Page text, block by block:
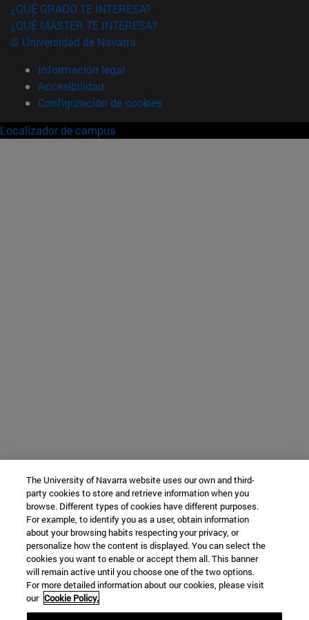
¿QUÉ GRADO TE INTERESA?
¿QUÉ MÁSTER TE INTERESA?
© Universidad de Navarra
Información legal
Accesibilidad
Configuración de cookies
Localizador de campus
The University of Navarra website uses our own and third-
party cookies to store and retrieve information when you
browse. Different types of cookies have different purposes.
For example, to identify you as a user, obtain information
about your browsing habits respecting your privacy, or
personalize how the content is displayed. You can select the
cookies you want to enable or accept them all. This banner
will remain active until you choose one of the two options.
For more detailed information about our cookies, please visit
our Cookie Policy.